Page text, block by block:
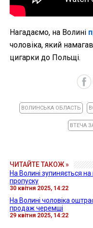
Нагадаємо, на Волині
чоловіка, який
цигарки до Польщі.
ВОЛИНСЬКА ОБЛАСТЬ
ВТЕЧА
ЧИТАЙТЕ ТАКОЖ »
На Волині зупиняється
пропуску
30 квітня 2025, 14:22
На Волині чоловіка
продаж черемші
29 квітня 2025, 14:22